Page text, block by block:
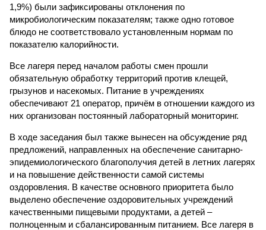
1,9%) были зафиксированы отклонения по
микробиологическим показателям; также одно готовое
блюдо не соответствовало установленным нормам по
показателю калорийности.
Все лагеря перед началом работы смен прошли
обязательную обработку территорий против клещей,
грызунов и насекомых. Питание в учреждениях
обеспечивают 21 оператор, причём в отношении каждого из
них организован постоянный лабораторный мониторинг.
В ходе заседания был также вынесен на обсуждение ряд
предложений, направленных на обеспечение санитарно-
эпидемиологического благополучия детей в летних лагерях
и на повышение действенности самой системы
оздоровления. В качестве основного приоритета было
выделено обеспечение оздоровительных учреждений
качественными пищевыми продуктами, а детей –
полноценным и сбалансированным питанием. Все лагеря в